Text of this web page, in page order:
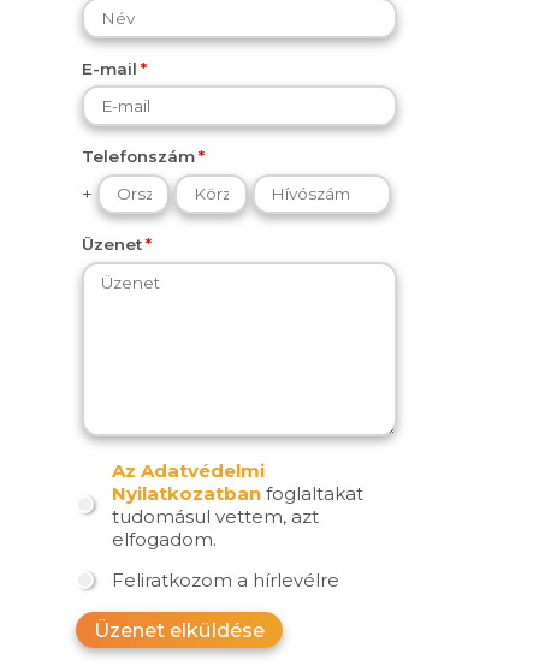
E-mail
Telefonszám
+
Üzenet
Az Adatvédelmi
Nyilatkozatban foglaltakat
tudomásul vettem, azt
elfogadom.
Feliratkozom a hírlevélre
Üzenet elküldése